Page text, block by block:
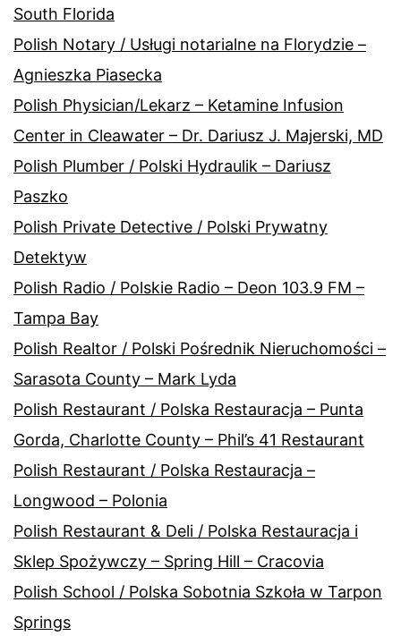
South Florida
Polish Notary / Usługi notarialne na Florydzie –
Agnieszka Piasecka
Polish Physician/Lekarz – Ketamine Infusion
Center in Cleawater – Dr. Dariusz J. Majerski, MD
Polish Plumber / Polski Hydraulik – Dariusz
Paszko
Polish Private Detective / Polski Prywatny
Detektyw
Polish Radio / Polskie Radio – Deon 103.9 FM –
Tampa Bay
Polish Realtor / Polski Pośrednik Nieruchomości –
Sarasota County – Mark Lyda
Polish Restaurant / Polska Restauracja – Punta
Gorda, Charlotte County – Phil’s 41 Restaurant
Polish Restaurant / Polska Restauracja –
Longwood – Polonia
Polish Restaurant & Deli / Polska Restauracja i
Sklep Spożywczy – Spring Hill – Cracovia
Polish School / Polska Sobotnia Szkoła w Tarpon
Springs